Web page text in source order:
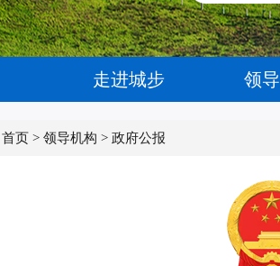
走进城步 领
首页 > 领导机构 > 政府公报